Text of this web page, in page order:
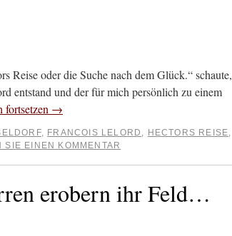
Reise oder die Suche nach dem Glück.“ schaute,
entstand und der für mich persönlich zu einem
fortsetzen →
, FRANCOIS LELORD , HECTORS REISE,
SIE EINEN KOMMENTAR
erobern ihr Feld…